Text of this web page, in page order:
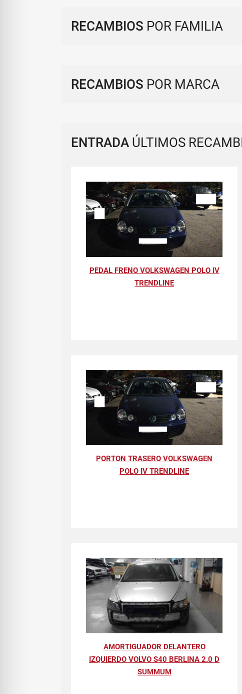
RECAMBIOS POR FAMILIA
RECAMBIOS POR MARCA
ENTRADA ÚLTIMOS
PEDAL FRENO VOLKSWAGEN POLO IV
TRENDLINE
PORTON TRASERO VOLKSWAGEN
POLO IV TRENDLINE
AMORTIGUADOR DELANTERO
IZQUIERDO VOLVO S40 BERLINA 2.0 D
SUMMUM